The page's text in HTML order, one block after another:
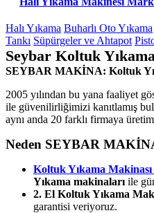
Halı Yıkama Buharlı Oto Yıkama
Tankı Süpürgeler ve Ahtapot
Seybar Koltuk
SEYBAR MAKİNA: Koltuk
2005 yılından bu yana faaliyet
ile güvenilirliğimizi kanıtlamış
aynı anda 20 farklı firmaya
Neden SEYBAR
Koltuk Yıkama
Yıkama makinaları ile
2. El Koltuk Yıkama
garantisi veriyoruz.